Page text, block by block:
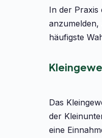
In der Praxis
anzumelden,
häufigste
Das
der
eine